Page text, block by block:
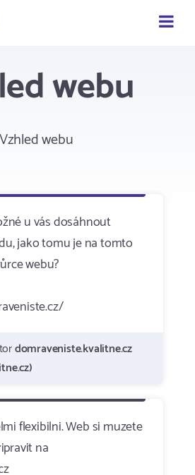
webu
webu
u vás dosáhnout
jako tomu je na tomto
webu?
domraveniste.kvalitne.cz
flexibilni. Web si muzete
na